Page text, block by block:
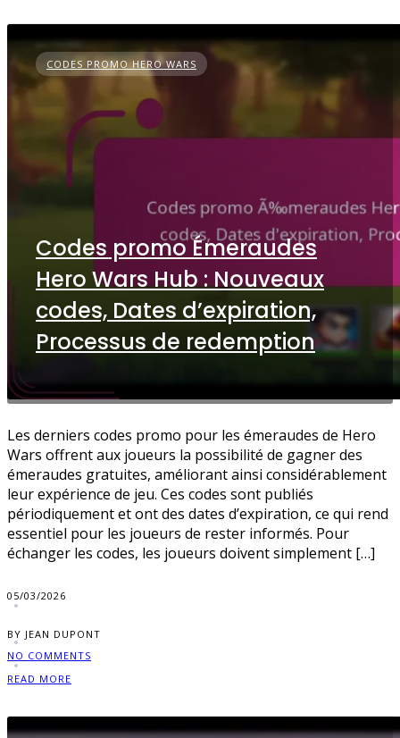
CODES PROMO HERO WARS
Codes promo Émeraudes
Hero Wars Hub : Nouveaux
codes, Dates d’expiration,
Processus de redemption
Les derniers codes promo pour les émeraudes de Hero
Wars offrent aux joueurs la possibilité de gagner des
émeraudes gratuites, améliorant ainsi considérablement
leur expérience de jeu. Ces codes sont publiés
périodiquement et ont des dates d’expiration, ce qui rend
essentiel pour les joueurs de rester informés. Pour
échanger les codes, les joueurs doivent simplement […]
05/03/2026
BY JEAN DUPONT
NO COMMENTS
READ MORE